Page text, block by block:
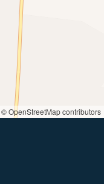
© OpenStreetMap contributors